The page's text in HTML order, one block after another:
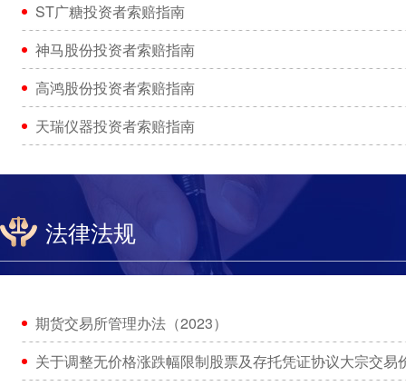
ST广糖投资者索赔指南
神马股份投资者索赔指南
高鸿股份投资者索赔指南
天瑞仪器投资者索赔指南
法律法规
期货交易所管理办法（2023）
关于调整无价格涨跌幅限制股票及存托凭证协议大宗交易